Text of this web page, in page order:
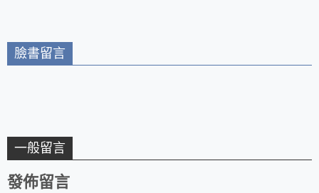
臉書留言
一般留言
發佈留言